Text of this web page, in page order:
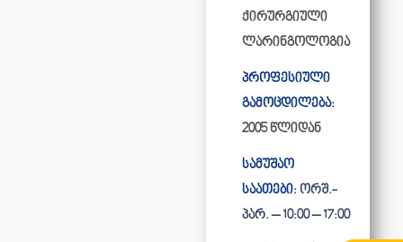
ქირურგიული
ლარინგოლოგია
პროფესიული
გამოცდილება:
2005 წლიდან
სამუშაო
საათები: ორშ.-
პარ. – 10:00 – 17:00